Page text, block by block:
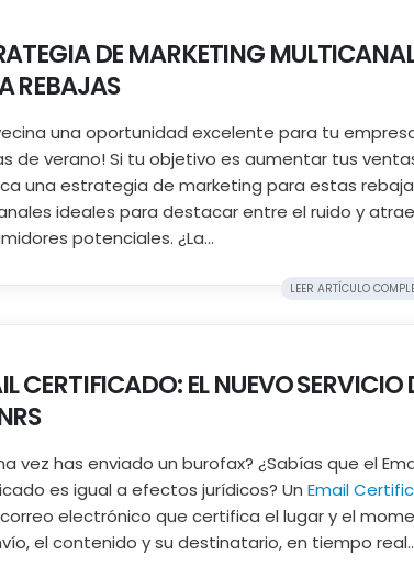
DE MARKETING
REBAJAS
una oportunidad excelente para tu
de verano! Si tu objetivo es aumentar tus
una estrategia de marketing para estas
ideales para destacar entre el ruido y
potenciales. ¿La...
LEER ARTÍCULO
CERTIFICADO: EL NUEVO SERVICIO
vez has enviado un burofax? ¿Sabías que el
es igual a efectos jurídicos? Un Email
electrónico que certifica el lugar y el
el contenido y su destinatario, en tiempo